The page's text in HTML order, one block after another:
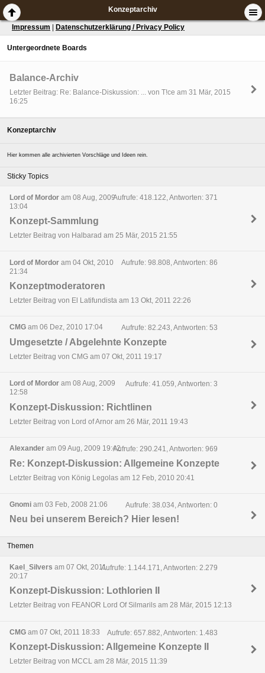
Konzeptarchiv
Impressum Datenschutzerklärung / Privacy Policy
Untergeordnete Boards
Balance-Archiv
Letzter Beitrag: Re: Balance-Diskussion: ... von T!ce am 31 Mär, 2015
16:25
Konzeptarchiv
Hier kommen alle archivierten Vorschläge und Ideen rein.
Sticky Topics
Lord of Mordor am 08 Aug, 2009
13:04
Aufrufe: 418.122, Antworten: 371
Konzept-Sammlung
Letzter Beitrag von Halbarad am 25 Mär, 2015 21:55
Lord of Mordor am 04 Okt, 2010
21:34
Aufrufe: 98.808, Antworten: 86
Konzeptmoderatoren
Letzter Beitrag von El Latifundista am 13 Okt, 2011 22:26
CMG am 06 Dez, 2010 17:04 Aufrufe: 82.243, Antworten: 53
Umgesetzte / Abgelehnte Konzepte
Letzter Beitrag von CMG am 07 Okt, 2011 19:17
Lord of Mordor am 08 Aug, 2009
12:58
Aufrufe: 41.059, Antworten: 3
Konzept-Diskussion: Richtlinen
Letzter Beitrag von Lord of Arnor am 26 Mär, 2011 19:43
Alexander am 09 Aug, 2009 19:42Aufrufe: 290.241, Antworten: 969
Re: Konzept-Diskussion: Allgemeine Konzepte
Letzter Beitrag von König Legolas am 12 Feb, 2010 20:41
Gnomi am 03 Feb, 2008 21:06 Aufrufe: 38.034, Antworten: 0
Neu bei unserem Bereich? Hier lesen!
Themen
Kael_Silvers am 07 Okt, 2011
20:17
Aufrufe: 1.144.171, Antworten: 2.279
Konzept-Diskussion: Lothlorien II
Letzter Beitrag von FEANOR Lord Of Silmarils am 28 Mär, 2015 12:13
CMG am 07 Okt, 2011 18:33 Aufrufe: 657.882, Antworten: 1.483
Konzept-Diskussion: Allgemeine Konzepte II
Letzter Beitrag von MCCL am 28 Mär, 2015 11:39